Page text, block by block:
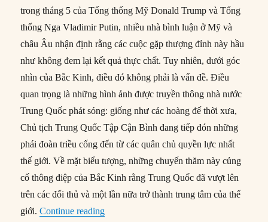
trong tháng 5 của Tổng thống Mỹ Donald Trump và Tổng
thống Nga Vladimir Putin, nhiều nhà bình luận ở Mỹ và
châu Âu nhận định rằng các cuộc gặp thượng đỉnh này hầu
như không đem lại kết quả thực chất. Tuy nhiên, dưới góc
nhìn của Bắc Kinh, điều đó không phải là vấn đề. Điều
quan trọng là những hình ảnh được truyền thông nhà nước
Trung Quốc phát sóng: giống như các hoàng đế thời xưa,
Chủ tịch Trung Quốc Tập Cận Bình đang tiếp đón những
phái đoàn triều cống đến từ các quân chủ quyền lực nhất
thế giới. Về mặt biểu tượng, những chuyến thăm này củng
cố thông điệp của Bắc Kinh rằng Trung Quốc đã vượt lên
trên các đối thủ và một lần nữa trở thành trung tâm của thế
giới.Continue reading“Trung Quốc đang phá hoại trật tự thế